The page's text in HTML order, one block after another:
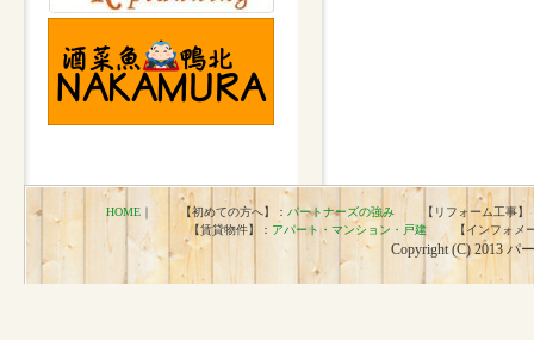
HOME｜ 【初めての方へ】： パートナーズの強み【リフォーム工事】
【賃貸物件】： アパート・マンション・戸建【インフォメー
Copyright (C) 2013 パ